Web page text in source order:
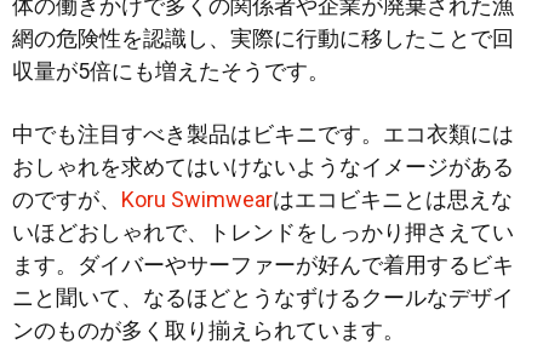
網の危険性を認識し、実際に行動に移したことで回
収量が5倍にも増えたそうです。
中でも注目すべき製品はビキニです。エコ衣類には
おしゃれを求めてはいけないようなイメージがある
のですが、 Koru Swimwearはエコビキニとは思えな
いほどおしゃれで、トレンドをしっかり押さえてい
ます。ダイバーやサーファーが好んで着用するビキ
ニと聞いて、なるほどとうなずけるクールなデザイ
ンのものが多く取り揃えられています。